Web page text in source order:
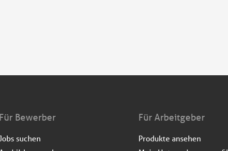
Für Bewerber
Jobs suchen
Für Arbeitgeber
Produkte ansehen